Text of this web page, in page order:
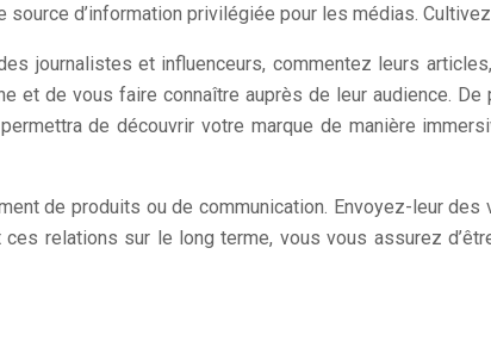
d’information privilégiée pour les médias.
journalistes et influenceurs, commentez leurs
et de vous faire connaître auprès de leur audience.
de découvrir votre marque de manière
de produits ou de communication. Envoyez-leur
relations sur le long terme, vous vous assurez